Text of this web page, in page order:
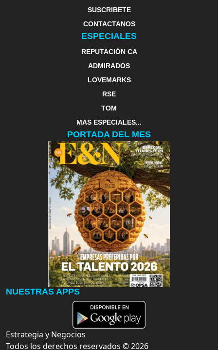
SUSCRIBETE
CONTACTANOS
ESPECIALES
REPUTACIÓN CA
ADMIRADOS
LOVEMARKS
RSE
TOM
MAS ESPECIALES...
PORTADA DEL MES
NUESTRAS APPS
Estrategia y Negocios
Todos los derechos reservados ©2026